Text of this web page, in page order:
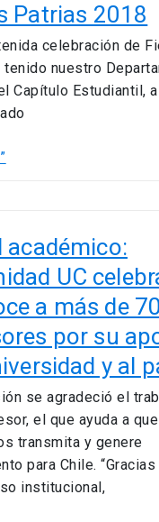
Patrias 2018
celebración de
tenido nuestro
Capítulo Estudiantil,
académico:
UC
a más de 70
por su
y al
se agradeció el
el que ayuda a
transmita y genere
para Chile. “Gracias
institucional,